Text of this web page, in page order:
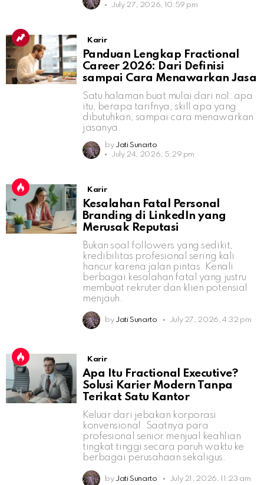
July 27, 2026, 10:59 pm
Karir
Panduan Lengkap Fractional
Career 2026: Dari Definisi
sampai Cara Menawarkan Jasa
Satu halaman buat mulai dari nol: apa
itu, berapa tarifnya, skill apa yang
dibutuhkan, sampai cara menawarkan
jasanya.
by Jati Sunarto
July 24, 2026, 5:29 pm
Karir
Kesalahan Fatal Personal
Branding di LinkedIn yang
Merusak Reputasi
Bukan soal followers yang sedikit,
kredibilitas profesional sering kali
hancur karena jalan pintas. Kenali
berbagai kesalahan fatal yang justru
membuat rekruter dan klien potensial
menjauh.
by Jati Sunarto July 27, 2026, 4:32 pm
Karir
Apa Itu Fractional Executive?
Solusi Karier Modern Tanpa
Terikat Satu Kantor
Keluar dari jebakan korporasi
konvensional. Saatnya para
profesional senior menjual keahlian
tingkat tinggi secara paruh waktu ke
berbagai perusahaan sekaligus.
by Jati Sunarto July 21, 2026, 11:23 am